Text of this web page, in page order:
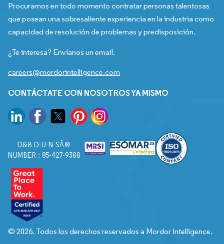
Procuramos en todo momento contratar personas talentosas
que posean una sobresaliente experiencia en la industria como
capacidad de resolución de problemas y predisposición.
¿Te interesa? Envíanos un email.
careers@mordorintelligence.com
CONTÁCTATE CON NOSOTROS YA MISMO
D&B D-U-N-SÂ®
NUMBER : 85-427-9388
© 2026. Todos los derechos reservados a Mordor Intelligence.